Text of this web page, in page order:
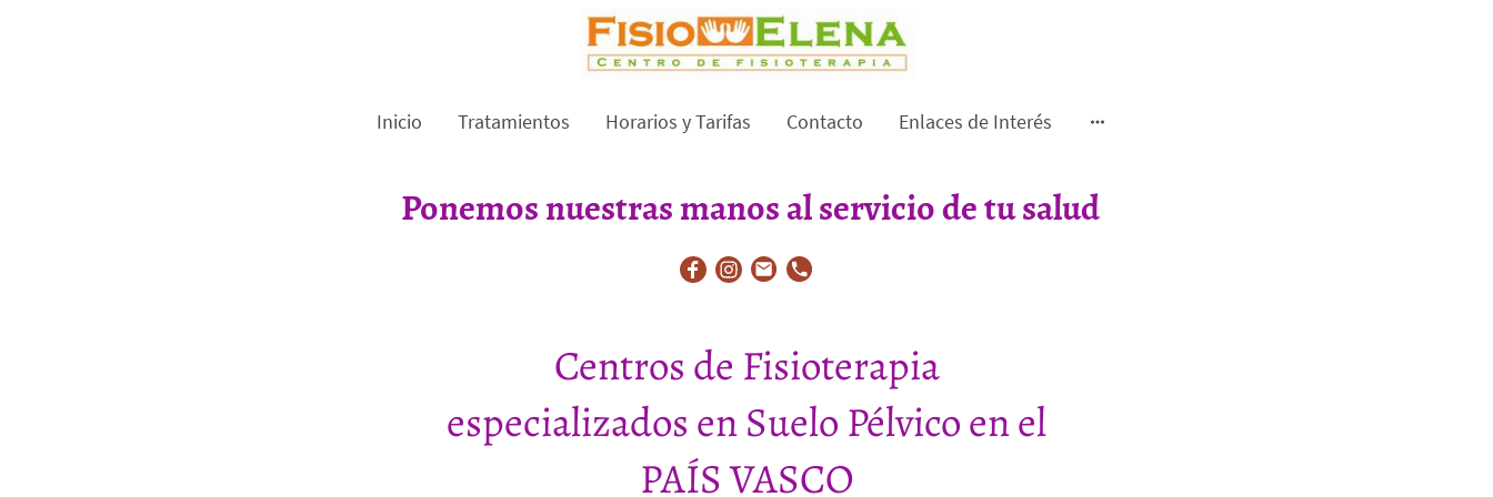
Inicio Tratamientos Horarios y Tarifas Contacto Enlaces de Interés
Ponemos nuestras manos al servicio de tu salud
Centros de Fisioterapia
especializados en Suelo Pélvico en el
PAÍS VASCO